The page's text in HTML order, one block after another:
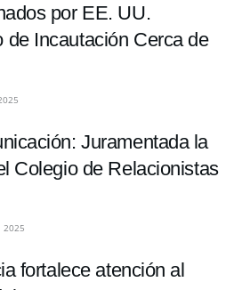
por EE. UU.
de Incautación Cerca de
Juramentada la
Colegio de Relacionistas
2025
fortalece atención al